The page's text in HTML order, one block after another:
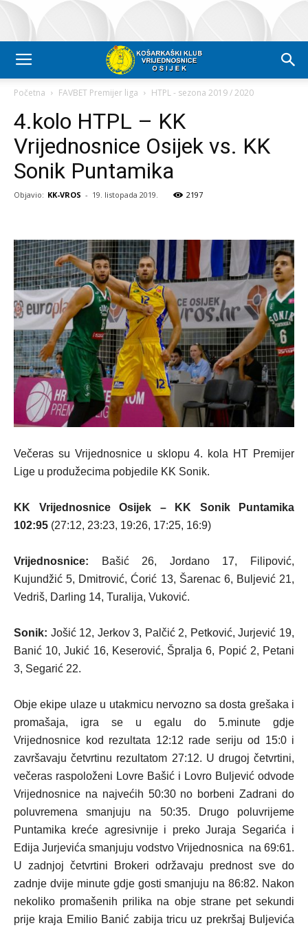
Početna FAVBET Premijer liga HTPL - sezona 2019 / 2020
4.kolo HTPL – KK
Vrijednosnice Osijek vs. KK
Sonik Puntamika
Objavio: KK-VROS - 19. listopada 2019. 2197
Večeras su Vrijednosnice u sklopu 4. kola HT Premijer
Lige u produžecima pobjedile KK Sonik.
KK Vrijednosnice Osijek – KK Sonik Puntamika
102:95 (27:12, 23:23, 19:26, 17:25, 16:9)
Vrijednosnice: Bašić 26, Jordano 17, Filipović,
Kujundžić 5, Dmitrović, Ćorić 13, Šarenac 6, Buljević 21,
Vedriš, Darling 14, Turalija, Vuković.
Sonik: Jošić 12, Jerkov 3, Palčić 2, Petković, Jurjević 19,
Banić 10, Jukić 16, Keserović, Špralja 6, Popić 2, Petani
3, Segarić 22.
Obje ekipe ulaze u utakmicu nervozno sa dosta grešaka i
promašaja, igra se u egalu do 5.minute gdje
Vrijednosnice kod rezultata 12:12 rade seriju od 15:0 i
završavaju četvrtinu rezultatom 27:12. U drugoj četvrtini,
večeras raspoloženi Lovre Bašić i Lovro Buljević odvode
Vrijednosnice na najvećih 50:30 no borbeni Zadrani do
poluvremena smanjuju na 50:35. Drugo poluvrijeme
Puntamika kreće agresivnije i preko Juraja Segarića i
Edija Jurjevića smanjuju vodstvo Vrijednosnica na 69:61.
U zadnjoj četvrtini Brokeri održavaju prednost sve do
zadnje dvije minute gdje gosti smanjuju na 86:82. Nakon
nekoliko promašenih prilika na obje strane pet sekundi
prije kraja Emilio Banić zabija tricu uz prekršaj Buljevića